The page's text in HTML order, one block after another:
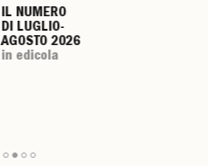
IL NUMERO
DI LUGLIO-
AGOSTO 2026
in edicola
IL NUMERO
DI LUGLIO-
AGOSTO 2026
in edicola
IL NUMERO
DI LUGLIO-
AGOSTO 2026
in edicola
IL NUMERO
DI LUGLIO-
AGOSTO 2026
in edicola